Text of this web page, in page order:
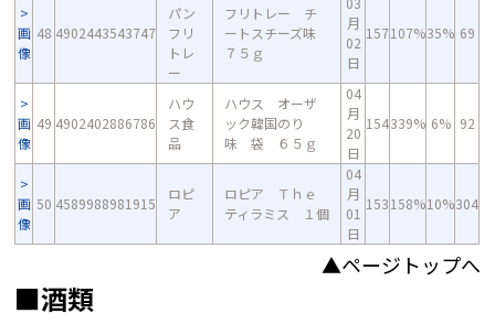
画
像
48 4902443543747
パン
フリ
トレ
ー
フリトレー チ
ートスチーズ味
７５ｇ
月
02
日
157107%35% 69
画
像
49 4902402886786
ハウ
ス食
品
ハウス オーザ
ック韓国のり
味 袋 ６５ｇ
04
月
20
日
154339% 6% 92
画
像
50 4589988981915
ロピ
ア
ロピア Ｔｈｅ
ティラミス １個
04
月
01
日
153158%10%304
▲ページトップへ
■酒類